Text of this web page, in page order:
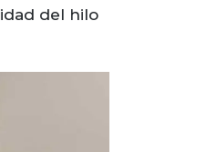
del hilo